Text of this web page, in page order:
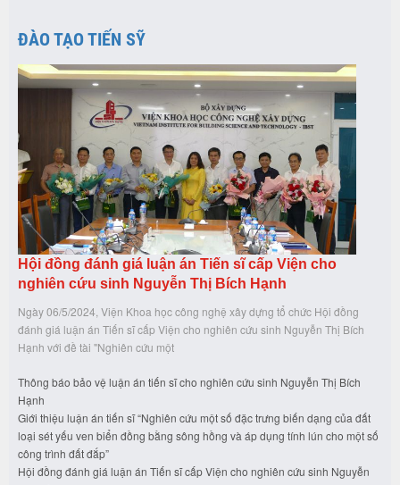
ĐÀO TẠO TIẾN SỸ
Hội đồng đánh giá luận án Tiến sĩ cấp Viện cho
nghiên cứu sinh Nguyễn Thị Bích Hạnh
Ngày 06/5/2024, Viện Khoa học công nghệ xây dựng tổ chức Hội đồng
đánh giá luận án Tiến sĩ cấp Viện cho nghiên cứu sinh Nguyễn Thị Bích
Hạnh với đề tài "Nghiên cứu một
Thông báo bảo vệ luận án tiến sĩ cho nghiên cứu sinh Nguyễn Thị Bích
Hạnh
Giới thiệu luận án tiến sĩ “Nghiên cứu một số đặc trưng biến dạng của đất
loại sét yếu ven biển đồng bằng sông hồng và áp dụng tính lún cho một số
công trình đất đắp”
Hội đồng đánh giá luận án Tiến sĩ cấp Viện cho nghiên cứu sinh Nguyễn